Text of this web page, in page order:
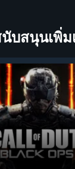
บสนุนเพิ่ม